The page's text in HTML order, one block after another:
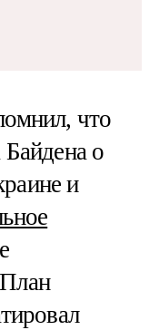
что
Байдена о
и